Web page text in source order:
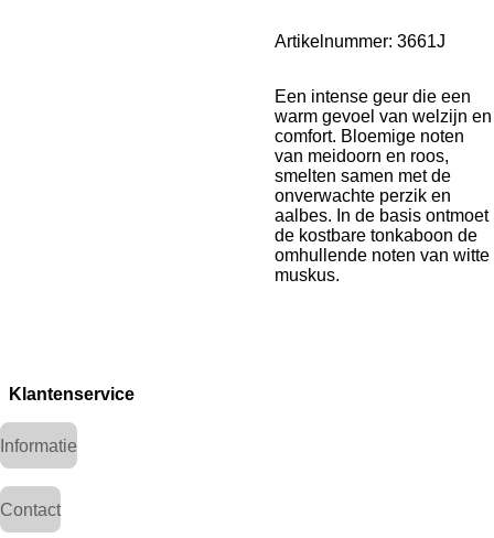
Artikelnummer: 3661J
Een intense geur die een
warm gevoel van welzijn en
comfort. Bloemige noten
van meidoorn en roos,
smelten samen met de
onverwachte perzik en
aalbes. In de basis ontmoet
de kostbare tonkaboon de
omhullende noten van witte
muskus.
Klantenservice
Informatie
Contact